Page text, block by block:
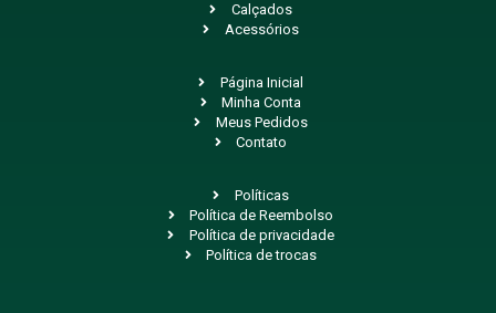
Calçados
Acessórios
Página Inicial
Minha Conta
Meus Pedidos
Contato
Políticas
Política de Reembolso
Política de privacidade
Política de trocas